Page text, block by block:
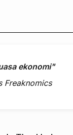
ekonomi"
Freaknomics